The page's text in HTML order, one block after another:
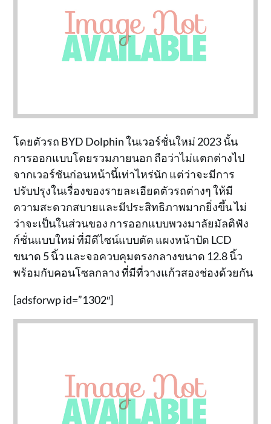
โดยตัวรถ BYD Dolphin ในเวอร์ชั่นใหม่ 2023 นั้น
การออกแบบโดยรวมภายนอก ถือว่าไม่แตกต่างไป
จากเวอร์ชันก่อนหน้านี้เท่าไหร่นัก แต่ว่าจะมีการ
ปรับปรุงในเรื่องของรายละเอียดตัวรถต่างๆ ให้มี
ความสะดวกสบายและมีประสิทธิภาพมากยิ่งขึ้น ไม่
ว่าจะเป็นในส่วนของ การออกแบบพวงมาลัยมัลติฟัง
ก์ชั่นแบบใหม่ ที่มีดีไซน์แบบตัด แผงหน้าปัด LCD
ขนาด 5 นิ้ว และจอควบคุมตรงกลางขนาด 12.8 นิ้ว
พร้อมกับคอนโซลกลาง ที่มีที่วางแก้วสองช่องด้วยกัน
[adsforwp id=”1302″]